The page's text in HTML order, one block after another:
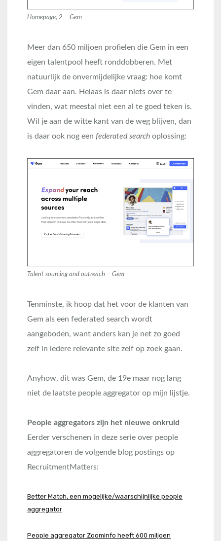
Homepage, 2 – Gem
Meer dan 650 miljoen profielen die Gem in een
eigen talentpool heeft ronddobberen. Met
natuurlijk de onvermijdelijke vraag: hoe komt
Gem daar aan. Helaas is daar niets over te
vinden, wat meestal niet een al te goed teken is.
Wil je aan de witte kant van de weg blijven, dan
is daar ook nog een federated search oplossing:
Talent sourcing and outreach – Gem
Tenminste, ik hoop dat het voor de klanten van
Gem als een federated search wordt
aangeboden, want anders kan je net zo goed
zelf in iedere relevante site zelf op zoek gaan.
Anyhow, dit was Gem, de 19e maar nog lang
niet de laatste people aggregator op mijn lijstje.
People aggregators zijn het nieuwe onkruid
Eerder verschenen in deze serie over people
aggregatoren de volgende blog postings op
RecruitmentMatters:
Better Match, een mogelijke/waarschijnlijke people
aggregator
People aggregator Zoominfo heeft 600 miljoen